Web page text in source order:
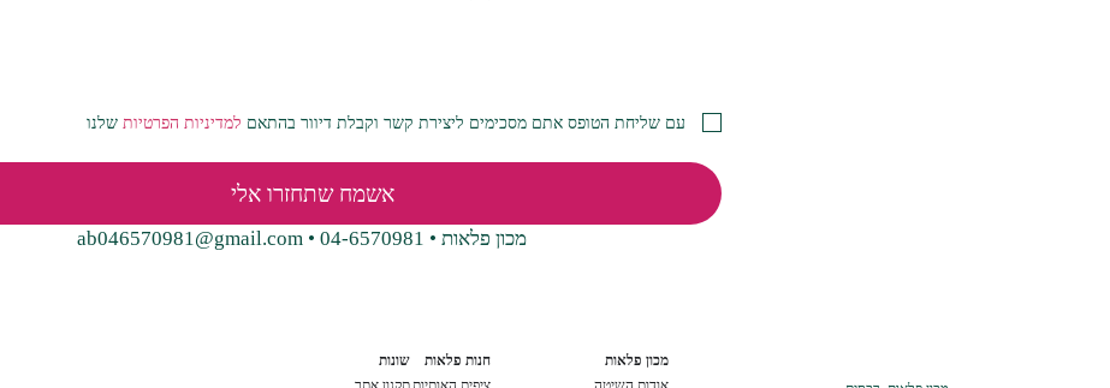
עם שליחת הטופס אתם מסכימים ליצירת קשר וקבלת דיוור בהתאם למדיניות הפרטיות שלנו
אשמח שתחזרו אלי
מכון פלאות • 04-6570981 • ab046570981@gmail.com
מכון פלאות
חנות פלאות
שונות